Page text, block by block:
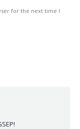
for the next time I